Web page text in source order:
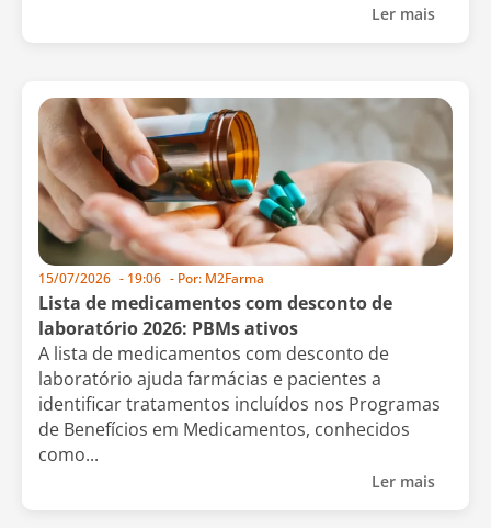
Ler mais
15/07/2026 - 19:06 - Por: M2Farma
Lista de medicamentos com desconto de
laboratório 2026: PBMs ativos
A lista de medicamentos com desconto de
laboratório ajuda farmácias e pacientes a
identificar tratamentos incluídos nos Programas
de Benefícios em Medicamentos, conhecidos
como...
Ler mais